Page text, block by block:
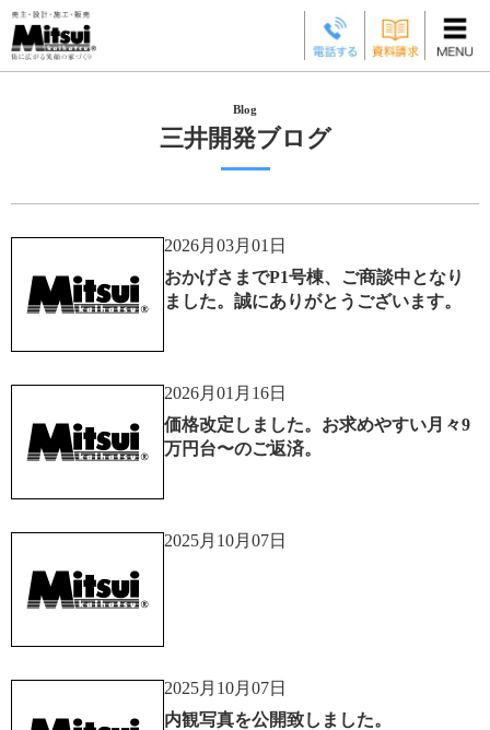
三井開発ブログ
2026月03月01日
おかげさまでP1号棟、ご商談中となり
ました。誠にありがとうございます。
2026月01月16日
価格改定しました。お求めやすい月々9
万円台〜のご返済。
2025月10月07日
2025月10月07日
内観写真を公開致しました。